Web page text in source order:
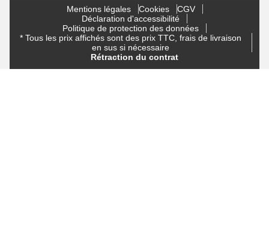
Mentions légales Cookies
CGV
Déclaration d'accessibilité
Politique de protection des données
* Tous les prix affichés sont des prix TTC, frais de livraison
en sus si nécessaire
Rétraction du contrat